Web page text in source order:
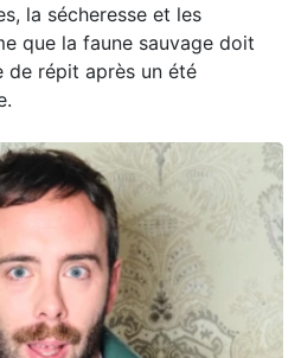
la sécheresse et les
que la faune sauvage doit
de répit après un été